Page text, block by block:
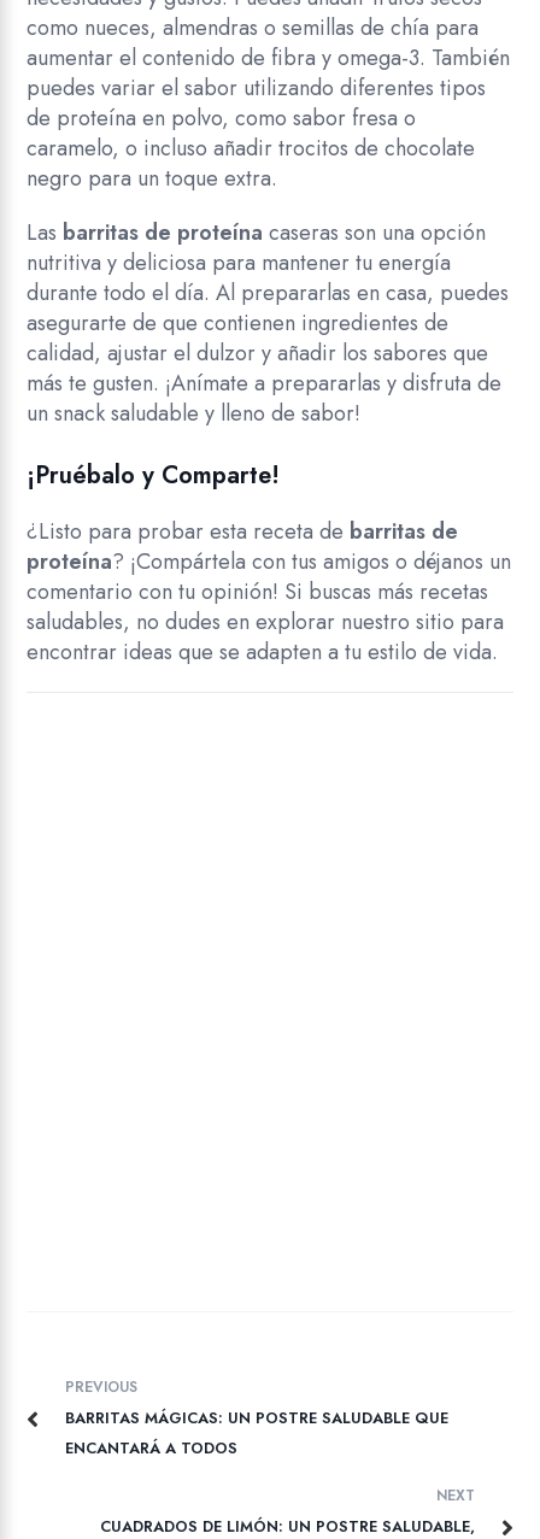
como nueces, almendras o semillas de chía para
aumentar el contenido de fibra y omega-3. También
puedes variar el sabor utilizando diferentes tipos
de proteína en polvo, como sabor fresa o
caramelo, o incluso añadir trocitos de chocolate
negro para un toque extra.
Las barritas de proteína caseras son una opción
nutritiva y deliciosa para mantener tu energía
durante todo el día. Al prepararlas en casa, puedes
asegurarte de que contienen ingredientes de
calidad, ajustar el dulzor y añadir los sabores que
más te gusten. ¡Anímate a prepararlas y disfruta de
un snack saludable y lleno de sabor!
¡Pruébalo y Comparte!
¿Listo para probar esta receta de barritas de
proteína? ¡Compártela con tus amigos o déjanos un
comentario con tu opinión! Si buscas más recetas
saludables, no dudes en explorar nuestro sitio para
encontrar ideas que se adapten a tu estilo de vida.
PREVIOUS
BARRITAS MÁGICAS: UN POSTRE SALUDABLE QUE
ENCANTARÁ A TODOS
NEXT
CUADRADOS DE LIMÓN: UN POSTRE SALUDABLE,